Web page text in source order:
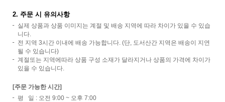
2. 주문 시 유의사항
실제 상품과 상품 이미지는 계절 및 배송 지역에 따라 차이가 있을 수 있습
니다.
전 지역 3시간 이내에 배송 가능합니다. (단, 도서산간 지역은 배송이 지연
될 수 있습니다)
계절또는 지역에따라 상품 구성 소재가 달라지거나 상품의 가격에 차이가
있을 수 있습니다.
[주문 가능한 시간]
평 일 : 오전 9:00 ~ 오후 7:00